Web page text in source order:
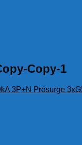
Copy-1
3P+N Prosurge